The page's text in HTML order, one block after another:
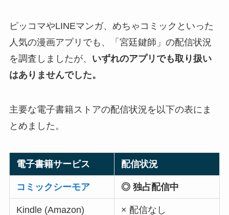
ピッコマやLINEマンガ、めちゃコミックといった
人気の漫画アプリでも、「宮廷鍵師」の配信状況
を調査しましたが、 いずれのアプリでも取り扱い
はありませんでした。
主要な電子書籍ストアの配信状況を以下の表にま
とめました。
電子書籍サービス 配信状況
コミックシーモア ◎ 独占配信中
Kindle (Amazon) × 配信なし